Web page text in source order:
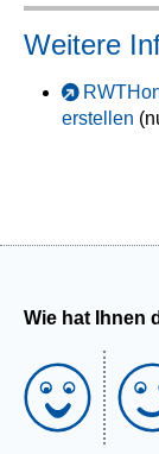
Weitere
erstellen
Wie hat Ihnen